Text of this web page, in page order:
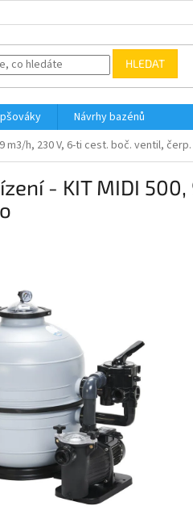
HLEDAT
Návrhy bazénů
m3/h, 230 V, 6-ti cest. boč. ventil,
- KIT MIDI